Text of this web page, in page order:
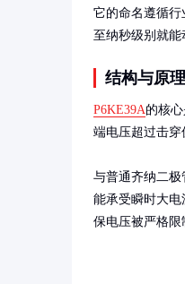
它的命名遵循行
至纳秒级别就能
结构与原理
P6KE39A的核
端电压超过击穿
与普通齐纳二极
能承受瞬时大
保电压被严格限